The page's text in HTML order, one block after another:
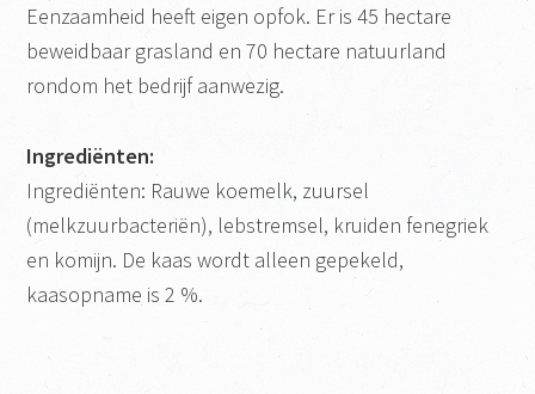
Eenzaamheid heeft eigen opfok. Er is 45 hectare
beweidbaar grasland en 70 hectare natuurland
rondom het bedrijf aanwezig.
Ingrediënten:
Ingrediënten: Rauwe koemelk, zuursel
(melkzuurbacteriën), lebstremsel, kruiden fenegriek
en komijn. De kaas wordt alleen gepekeld,
kaasopname is 2 %.